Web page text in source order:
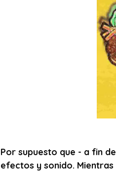
Por supuesto que - a fin
efectos y sonido.